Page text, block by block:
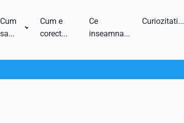
Cum
sa...
Cum e
corect...
Ce
inseamna...
Curiozitati...